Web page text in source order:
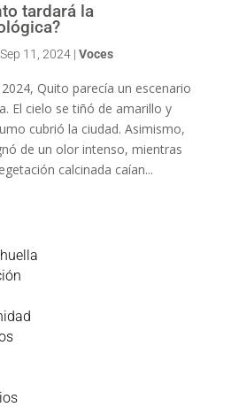
tardará la
Sep 11, 2024| Voces
Quito parecía un escenario
El cielo se tiñó de amarillo y
cubrió la ciudad. Asimismo,
de un olor intenso, mientras
calcinada caían...